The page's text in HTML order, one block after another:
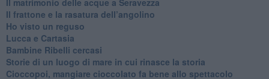
​Il matrimonio delle acque a Seravezza
​Il frattone e la rasatura dell’angolino
​Ho visto un reguso
Lucca e Cartasia
Bambine Ribelli cercasi
Storie di un luogo di mare in cui rinasce la storia
Cioccopoi, mangiare cioccolato fa bene allo spettacolo